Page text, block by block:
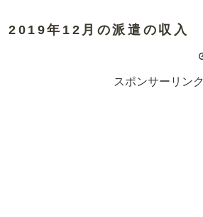
2019年12月の派遣の収入
スポンサーリンク